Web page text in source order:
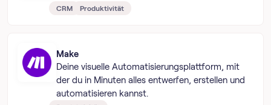
CRM Produktivität
Make
Deine visuelle Automatisierungsplattform, mit
der du in Minuten alles entwerfen, erstellen und
automatisieren kannst.